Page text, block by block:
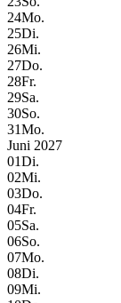
24Mo.
25Di.
26Mi.
27Do.
28Fr.
29Sa.
30So.
31Mo.
Juni 2027
01Di.
02Mi.
03Do.
04Fr.
05Sa.
06So.
07Mo.
08Di.
09Mi.